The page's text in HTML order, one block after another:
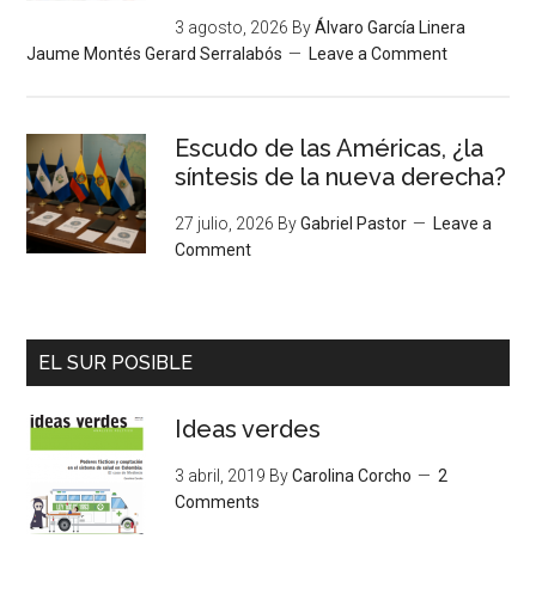
3 agosto, 2026 ByÁlvaro García Linera
Jaume Montés Gerard Serralabós
Leave a Comment
Escudo de las Américas, ¿la
síntesis de la nueva derecha?
27 julio, 2026 ByGabriel Pastor
Leave a
Comment
EL SUR POSIBLE
Ideas verdes
3 abril, 2019 ByCarolina Corcho
2
Comments